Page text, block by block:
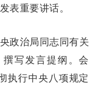
表重要讲话。
政治局同志同有关
写发言提纲。会
执行中央八项规定